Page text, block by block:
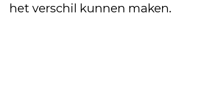
het verschil kunnen maken.